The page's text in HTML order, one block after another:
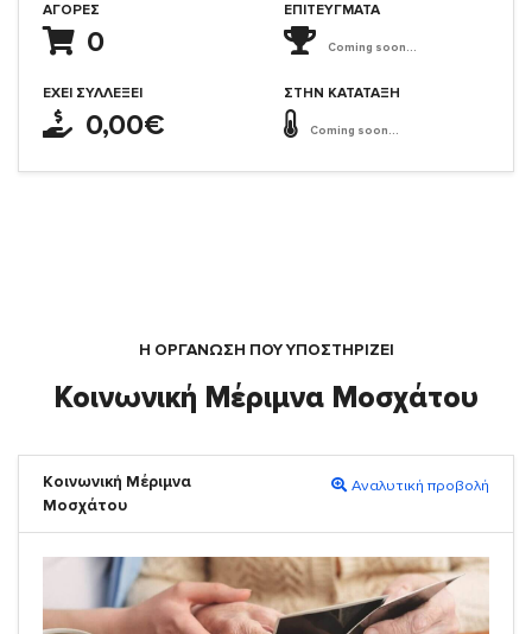
ΑΓΟΡΈΣ
0
ΈΧΕΙ ΣΥΛΛΈΞΕΙ
0,00€
ΕΠΙΤΕΎΓΜΑΤΑ
Coming soon...
ΣΤΗΝ ΚΑΤΆΤΑΞΗ
Coming soon...
Η ΟΡΓΆΝΩΣΗ ΠΟΥ ΥΠΟΣΤΗΡΙΖΕΙ
Κοινωνική Μέριμνα Μοσχάτου
Κοινωνική Μέριμνα
Μοσχάτου
Αναλυτική προβολή